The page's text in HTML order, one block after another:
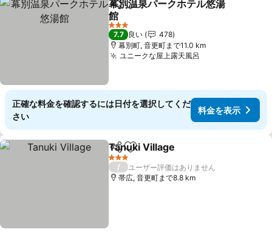
シェアお気に入りに追加
幕別温泉パークホテル悠湯
館
料金を表示
3 ホテルのランク
7.7 良い
478
幕別町, 音更町まで11.0 km
ユニークな屋上露天風呂
正確な料金を確認するには日付を選択してくだ
さい
料金を表示
シェアお気に入りに追加
Tanuki Village
3 ホテルのランク
/
ユーザー評価はありません
帯広, 音更町まで8.8 km